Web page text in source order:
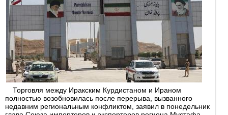
Торговля между Иракским Курдистаном и Ираном
полностью возобновилась после перерыва, вызванного
недавним региональным конфликтом, заявил в понедельник